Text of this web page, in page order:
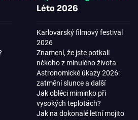
Léto 2026
Karlovarský filmový festival
2026
Znamení, že jste potkali
někoho z minulého života
Astronomické úkazy 2026:
zatmění slunce a další
Jak obléci miminko při
vysokých teplotách?
Jak na dokonalé letní mojito